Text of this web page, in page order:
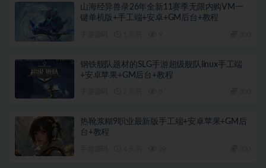
山海经异兽录26年全新11赛季无限内购VM一
键单机版+手工端+安卓+GM后台+教程
钢铁舰队题材的SLG手游超级舰队linux手工端
+安卓苹果+GM后台+教程
热靴浆糊9职业最新版手工端+安卓苹果+GM后
台+教程